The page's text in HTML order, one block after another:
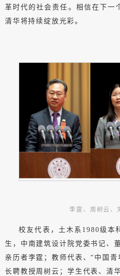
革时代的社会责任。相信在下一
清华将持续绽放光彩。
李霆、周树云、
校友代表，土木系1980级本
生，中南建筑设计院党委书记、
亲历者李霆；教师代表、“中国
长聘教授周树云；学生代表、清